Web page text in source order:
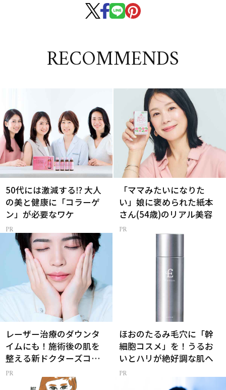
RECOMMENDS
50代には激減する⁉ 大人
の美と健康に「コラーゲ
ン」が必要なワケ
「ママみたいになりた
い」娘に褒められた紙本
さん(54歳)のリアル美容
レーザー治療のダウンタ
イムにも！施術後の肌を
整える新ドクターズコス
メ
ほおのたるみ毛穴に「幹
細胞コスメ」を！うるお
いとハリが絶好調な肌へ